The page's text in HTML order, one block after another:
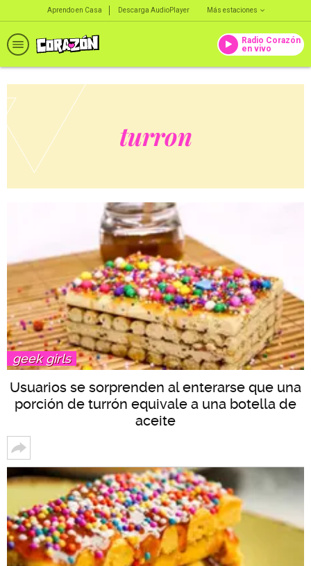
Aprendo en Casa Descarga AudioPlayer Más estaciones
Radio Corazón
en vivo
turron
geek girls
Usuarios se sorprenden al enterarse que una
porción de turrón equivale a una botella de
aceite